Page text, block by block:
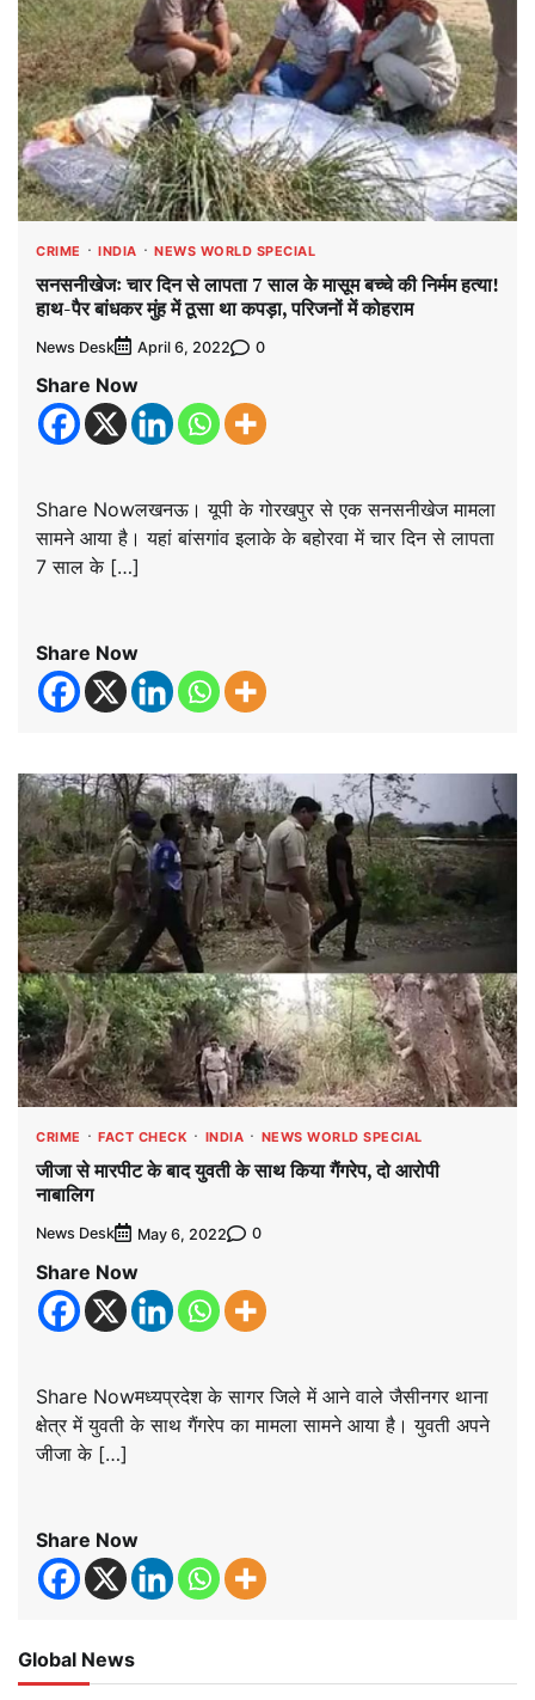
CRIME INDIA NEWS WORLD SPECIAL
सनसनीखेजः चार दिन से लापता 7 साल के मासूम बच्चे की निर्मम हत्या!
हाथ-पैर बांधकर मुंह में ठूसा था कपड़ा, परिजनों में कोहराम
News Desk April 6, 2022 0
Share Now
Share Nowलखनऊ। यूपी के गोरखपुर से एक सनसनीखेज मामला
सामने आया है। यहां बांसगांव इलाके के बहोरवा में चार दिन से लापता
7 साल के […]
Share Now
CRIME FACT CHECK INDIA NEWS WORLD SPECIAL
जीजा से मारपीट के बाद युवती के साथ किया गैंगरेप, दो आरोपी
नाबालिग
News Desk May 6, 2022 0
Share Now
Share Nowमध्यप्रदेश के सागर जिले में आने वाले जैसीनगर थाना
क्षेत्र में युवती के साथ गैंगरेप का मामला सामने आया है। युवती अपने
जीजा के […]
Share Now
Global News